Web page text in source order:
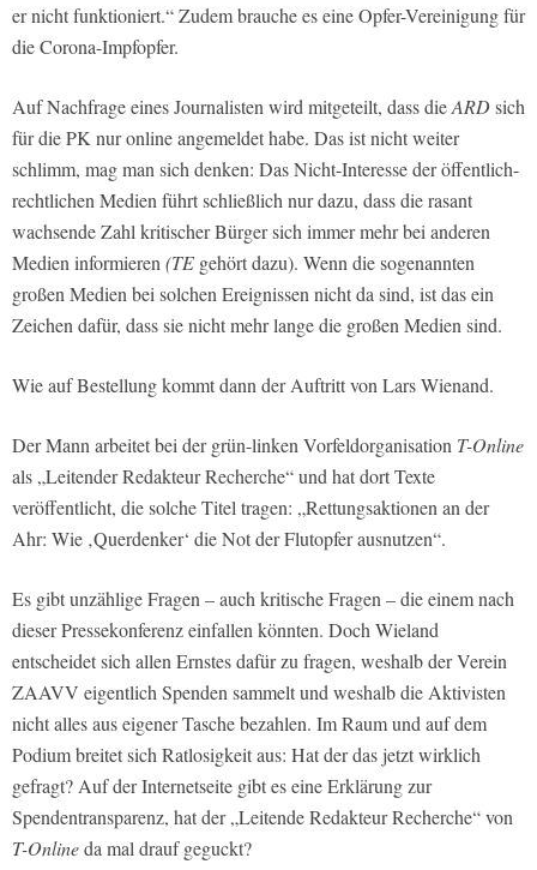
er nicht funktioniert.“ Zudem brauche es eine Opfer-Vereinigung für
die Corona-Impfopfer.
Auf Nachfrage eines Journalisten wird mitgeteilt, dass dieARDsich
für die PK nur online angemeldet habe. Das ist nicht weiter
schlimm, mag man sich denken: Das Nicht-Interesse der öffentlich-
rechtlichen Medien führt schließlich nur dazu, dass die rasant
wachsende Zahl kritischer Bürger sich immer mehr bei anderen
Medien informieren (TE gehört dazu). Wenn die sogenannten
großen Medien bei solchen Ereignissen nicht da sind, ist das ein
Zeichen dafür, dass sie nicht mehr lange die großen Medien sind.
Wie auf Bestellung kommt dann der Auftritt von Lars Wienand.
Der Mann arbeitet bei der grün-linken Vorfeldorganisation T-Online
als „Leitender Redakteur Recherche“ und hat dort Texte
veröffentlicht, die solche Titel tragen: „Rettungsaktionen an der
Ahr: Wie ‚Querdenker‘ die Not der Flutopfer ausnutzen“.
Es gibt unzählige Fragen – auch kritische Fragen – die einem nach
dieser Pressekonferenz einfallen könnten. Doch Wieland
entscheidet sich allen Ernstes dafür zu fragen, weshalb der Verein
ZAAVV eigentlich Spenden sammelt und weshalb die Aktivisten
nicht alles aus eigener Tasche bezahlen. Im Raum und auf dem
Podium breitet sich Ratlosigkeit aus: Hat der das jetzt wirklich
gefragt? Auf der Internetseite gibt es eine Erklärung zur
Spendentransparenz, hat der „Leitende Redakteur Recherche“ von
T-Onlineda mal drauf geguckt?